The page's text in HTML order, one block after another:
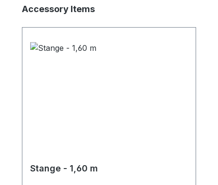
Produktgalerie überspringen
Accessory Items
Stange - 1,60 m